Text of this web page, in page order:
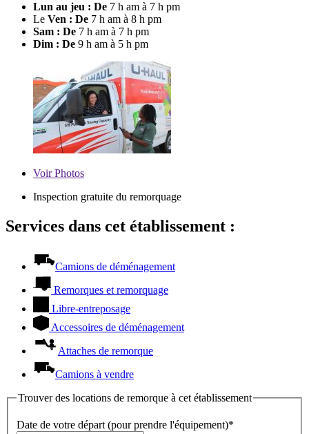
Lun au jeu : De 7 h am à 7 h pm
Le Ven : De 7 h am à 8 h pm
Sam : De 7 h am à 7 h pm
Dim : De 9 h am à 5 h pm
VoirPhotos
Inspection gratuite du remorquage
Services dans cet établissement :
Camions de déménagement
Remorques et remorquage
Libre-entreposage
Accessoires de déménagement
Attaches de remorque
Camions à vendre
Trouver des locations de remorque à cet établissement
Date de votre départ (pour prendre l'équipement)*